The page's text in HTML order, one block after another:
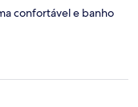
confortável e banho